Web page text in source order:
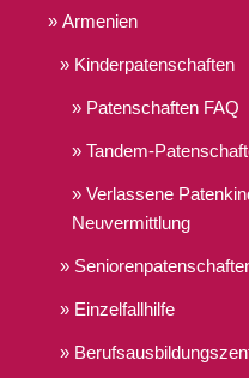
Armenien
Kinderpatenschaften
Patenschaften FAQ
Tandem-
Verlassene
Neuvermittlung
Einzelfallhilfe